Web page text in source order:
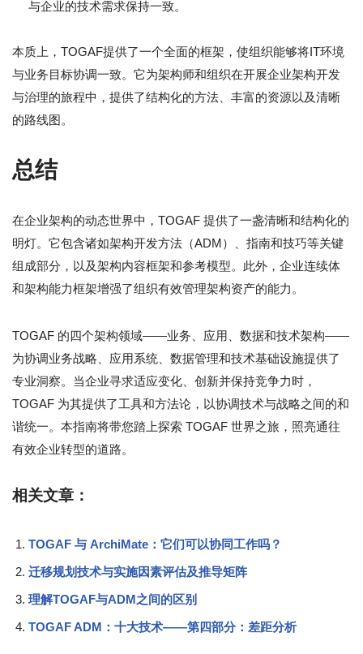
与企业的技术需求保持一致。
本质上，TOGAF提供了一个全面的框架，使组织能够将IT环境
与业务目标协调一致。它为架构师和组织在开展企业架构开发
与治理的旅程中，提供了结构化的方法、丰富的资源以及清晰
的路线图。
总结
在企业架构的动态世界中，TOGAF 提供了一盏清晰和结构化的
明灯。它包含诸如架构开发方法（ADM）、指南和技巧等关键
组成部分，以及架构内容框架和参考模型。此外，企业连续体
和架构能力框架增强了组织有效管理架构资产的能力。
TOGAF 的四个架构领域——业务、应用、数据和技术架构——
为协调业务战略、应用系统、数据管理和技术基础设施提供了
专业洞察。当企业寻求适应变化、创新并保持竞争力时，
TOGAF 为其提供了工具和方法论，以协调技术与战略之间的和
谐统一。本指南将带您踏上探索 TOGAF 世界之旅，照亮通往
有效企业转型的道路。
相关文章：
TOGAF 与 ArchiMate：它们可以协同工作吗？
迁移规划技术与实施因素评估及推导矩阵
理解TOGAF与ADM之间的区别
TOGAF ADM：十大技术——第四部分：差距分析